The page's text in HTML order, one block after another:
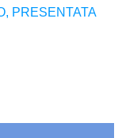
PRESENTATA